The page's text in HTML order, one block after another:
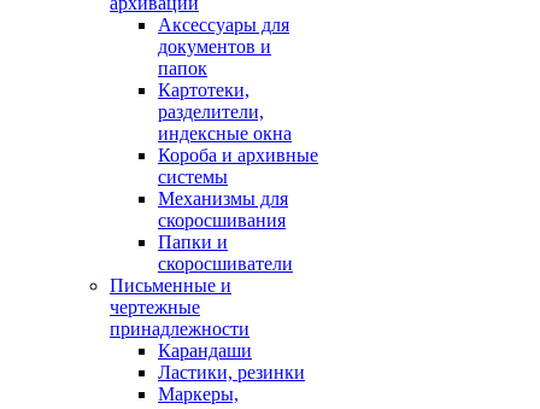
Аксессуары для
документов и
папок
Картотеки,
разделители,
индексные окна
Короба и архивные
системы
Механизмы для
скоросшивания
Папки и
скоросшиватели
Письменные и
чертежные
принадлежности
Карандаши
Ластики, резинки
Маркеры,